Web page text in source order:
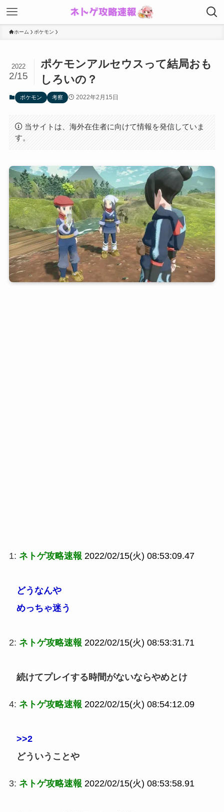
ホーム ポケモン
ポケモンアルセウスって結局おも
しろいの？
2022
2/15
ポケモン 考察 2022年2月15日
当サイトは、海外在住者に向けて情報を発信していま
す。
1: ネトゲ攻略速報 2022/02/15(火) 08:53:09.47
どうなんや
めっちゃ迷う
2: ネトゲ攻略速報 2022/02/15(火) 08:53:31.71
続けてプレイする時間がないならやめとけ
4: ネトゲ攻略速報 2022/02/15(火) 08:54:12.09
>>2
どういうことや
3: ネトゲ攻略速報 2022/02/15(火) 08:53:58.91